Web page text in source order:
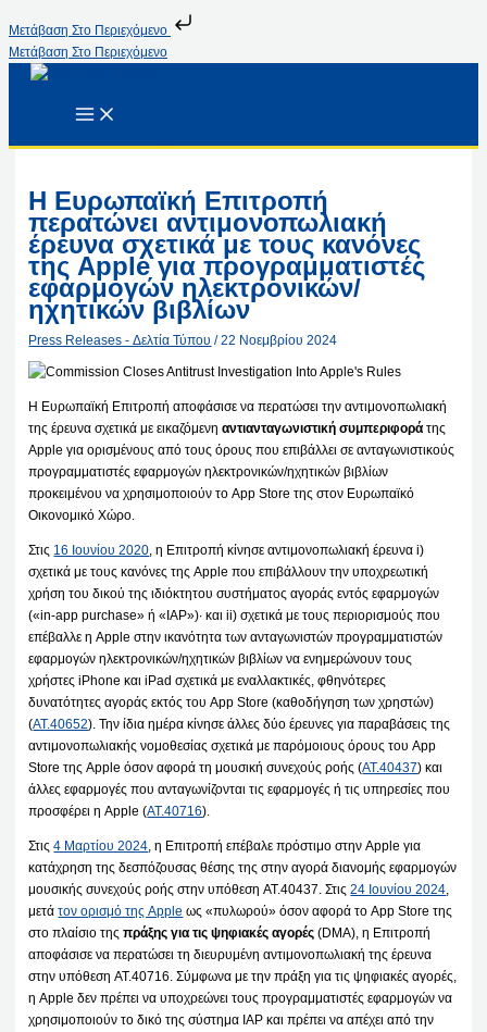
Μετάβαση Στο Περιεχόμενο
Μετάβαση Στο Περιεχόμενο
Η Ευρωπαϊκή Επιτροπή
περατώνει αντιμονοπωλιακή
έρευνα σχετικά με τους κανόνες
της Apple για προγραμματιστές
εφαρμογών ηλεκτρονικών/
ηχητικών βιβλίων
Press Releases - Δελτία Τύπου /22 Νοεμβρίου 2024
Η Ευρωπαϊκή Επιτροπή αποφάσισε να περατώσει την αντιμονοπωλιακή
της έρευνα σχετικά με εικαζόμενηαντιανταγωνιστική συμπεριφορά της
Apple για ορισμένους από τους όρους που επιβάλλει σε ανταγωνιστικούς
προγραμματιστές εφαρμογών ηλεκτρονικών/ηχητικών βιβλίων
προκειμένου να χρησιμοποιούν το App Store της στον Ευρωπαϊκό
Οικονομικό Χώρο.
Στις 16 Ιουνίου 2020, η Επιτροπή κίνησε αντιμονοπωλιακή έρευνα i)
σχετικά με τους κανόνες της Apple που επιβάλλουν την υποχρεωτική
χρήση του δικού της ιδιόκτητου συστήματος αγοράς εντός εφαρμογών
(«in-app purchase» ή «IAP»)· και ii) σχετικά με τους περιορισμούς που
επέβαλλε η Apple στην ικανότητα των ανταγωνιστών προγραμματιστών
εφαρμογών ηλεκτρονικών/ηχητικών βιβλίων να ενημερώνουν τους
χρήστες iPhone και iPad σχετικά με εναλλακτικές, φθηνότερες
δυνατότητες αγοράς εκτός του App Store (καθοδήγηση των χρηστών)
(AT.40652). Την ίδια ημέρα κίνησε άλλες δύο έρευνες για παραβάσεις της
αντιμονοπωλιακής νομοθεσίας σχετικά με παρόμοιους όρους του App
Store της Apple όσον αφορά τη μουσική συνεχούς ροής (AT.40437) και
άλλες εφαρμογές που ανταγωνίζονται τις εφαρμογές ή τις υπηρεσίες που
προσφέρει η Apple (AT.40716).
Στις4 Μαρτίου 2024, η Επιτροπή επέβαλε πρόστιμο στην Apple για
κατάχρηση της δεσπόζουσας θέσης της στην αγορά διανομής εφαρμογών
μουσικής συνεχούς ροής στην υπόθεση AT.40437. Στις24 Ιουνίου 2024,
μετάτον ορισμό της Apple ως «πυλωρού» όσον αφορά το App Store της
στο πλαίσιο τηςπράξης για τις ψηφιακές αγορές (DMA), η Επιτροπή
αποφάσισε να περατώσει τη διευρυμένη αντιμονοπωλιακή της έρευνα
στην υπόθεση AT.40716. Σύμφωνα με την πράξη για τις ψηφιακές αγορές,
η Apple δεν πρέπει να υποχρεώνει τους προγραμματιστές εφαρμογών να
χρησιμοποιούν το δικό της σύστημα IAP και πρέπει να απέχει από την